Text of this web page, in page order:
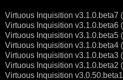
Virtuous Inquisition v3.1.0.beta7
Virtuous Inquisition v3.1.0.beta6
Virtuous Inquisition v3.1.0.beta5
Virtuous Inquisition v3.1.0.beta4
Virtuous Inquisition v3.1.0.beta3
Virtuous Inquisition v3.1.0.beta2
Virtuous Inquisition